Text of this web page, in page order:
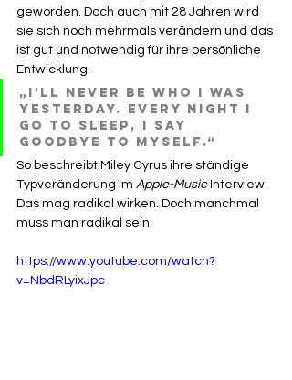
geworden. Doch auch mit 28 Jahren wird
sie sich noch mehrmals verändern und das
ist gut und notwendig für ihre persönliche
Entwicklung.
„I’ll never be who I was
yesterday. Every night I
go to sleep, I say
goodbye to myself.“
So beschreibt Miley Cyrus ihre ständige
Typveränderung im Apple-Music Interview.
Das mag radikal wirken. Doch manchmal
muss man radikal sein.
https://www.youtube.com/watch?
v=NbdRLyixJpc